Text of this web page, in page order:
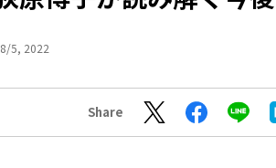
8/5, 2022
Share